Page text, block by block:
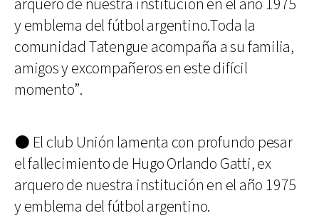
arquero de nuestra institución en el año 1975
y emblema del fútbol argentino.Toda la
comunidad Tatengue acompaña a su familia,
amigos y excompañeros en este difícil
momento”.
⚫ El club Unión lamenta con profundo pesar
el fallecimiento de Hugo Orlando Gatti, ex
arquero de nuestra institución en el año 1975
y emblema del fútbol argentino.